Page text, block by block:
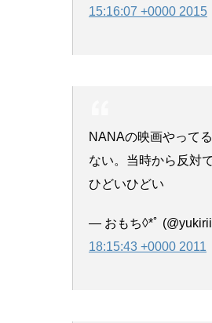
15:16:07 +0000 2015
NANAの映画やって
ない。当時から反対
ひどいひどい
— おもち◊*ﾟ
18:15:43 +0000 2011